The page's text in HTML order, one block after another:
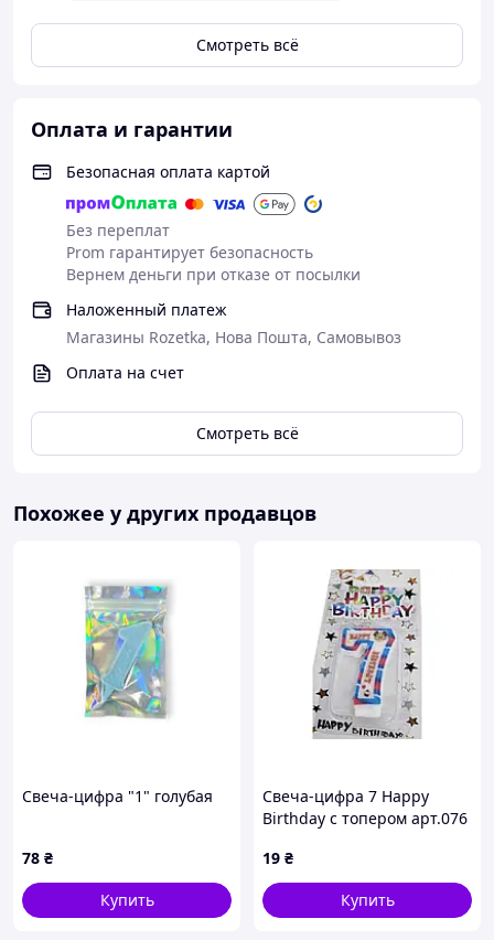
Смотреть всё
Оплата и гарантии
Безопасная оплата картой
Без переплат
Prom гарантирует безопасность
Вернем деньги при отказе от посылки
Наложенный платеж
Магазины Rozetka, Нова Пошта, Самовывоз
Оплата на счет
Смотреть всё
Похожее у других продавцов
Свеча-цифра "1" голубая
78 ₴
Купить
Свеча-цифра 7 Happy
Birthday с топером арт.076
19 ₴
Купить